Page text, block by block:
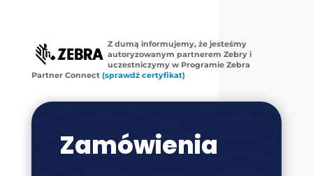
Z dumą informujemy, że jesteśmy
autoryzowanym partnerem Zebry i
uczestniczymy w Programie Zebra
Partner Connect (sprawdź certyfikat)
Zamówienia